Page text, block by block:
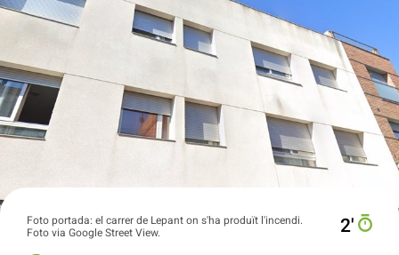
Foto portada: el carrer de Lepant on s'ha produït l'incendi.
Foto via Google Street View.
2′